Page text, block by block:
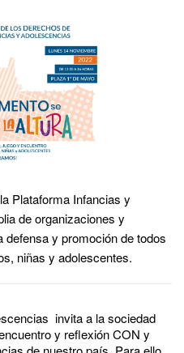
Plataforma Infancias y
de organizaciones y
y promoción de todos
niñas y adolescentes.
invita a la sociedad
y reflexión CON y